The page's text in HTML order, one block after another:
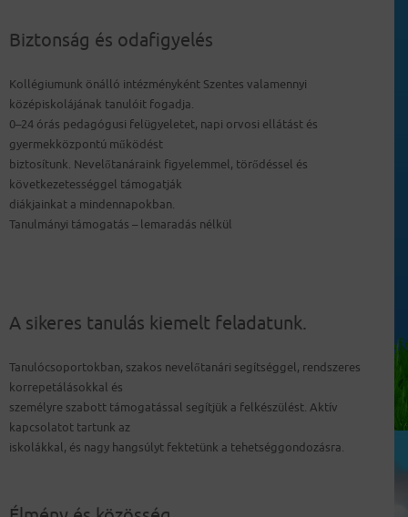
Biztonság és odafigyelés
Kollégiumunk önálló intézményként Szentes valamennyi
középiskolájának tanulóit fogadja.
0–24 órás pedagógusi felügyeletet, napi orvosi ellátást és
gyermekközpontú működést
biztosítunk. Nevelőtanáraink figyelemmel, törődéssel és
következetességgel támogatják
diákjainkat a mindennapokban.
Tanulmányi támogatás – lemaradás nélkül
A sikeres tanulás kiemelt feladatunk.
Tanulócsoportokban, szakos nevelőtanári segítséggel, rendszeres
korrepetálásokkal és
személyre szabott támogatással segítjük a felkészülést. Aktív
kapcsolatot tartunk az
iskolákkal, és nagy hangsúlyt fektetünk a tehetséggondozásra.